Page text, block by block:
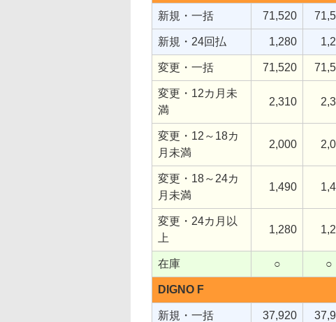
新規・一括 71,520
新規・24回払 1,280
変更・一括 71,520
変更・12カ月未
満
2,310
変更・12～18カ
月未満
2,000
変更・18～24カ
月未満
1,490
変更・24カ月以
上
1,280
在庫 ○ ○
DIGNO F
新規・一括 37,920